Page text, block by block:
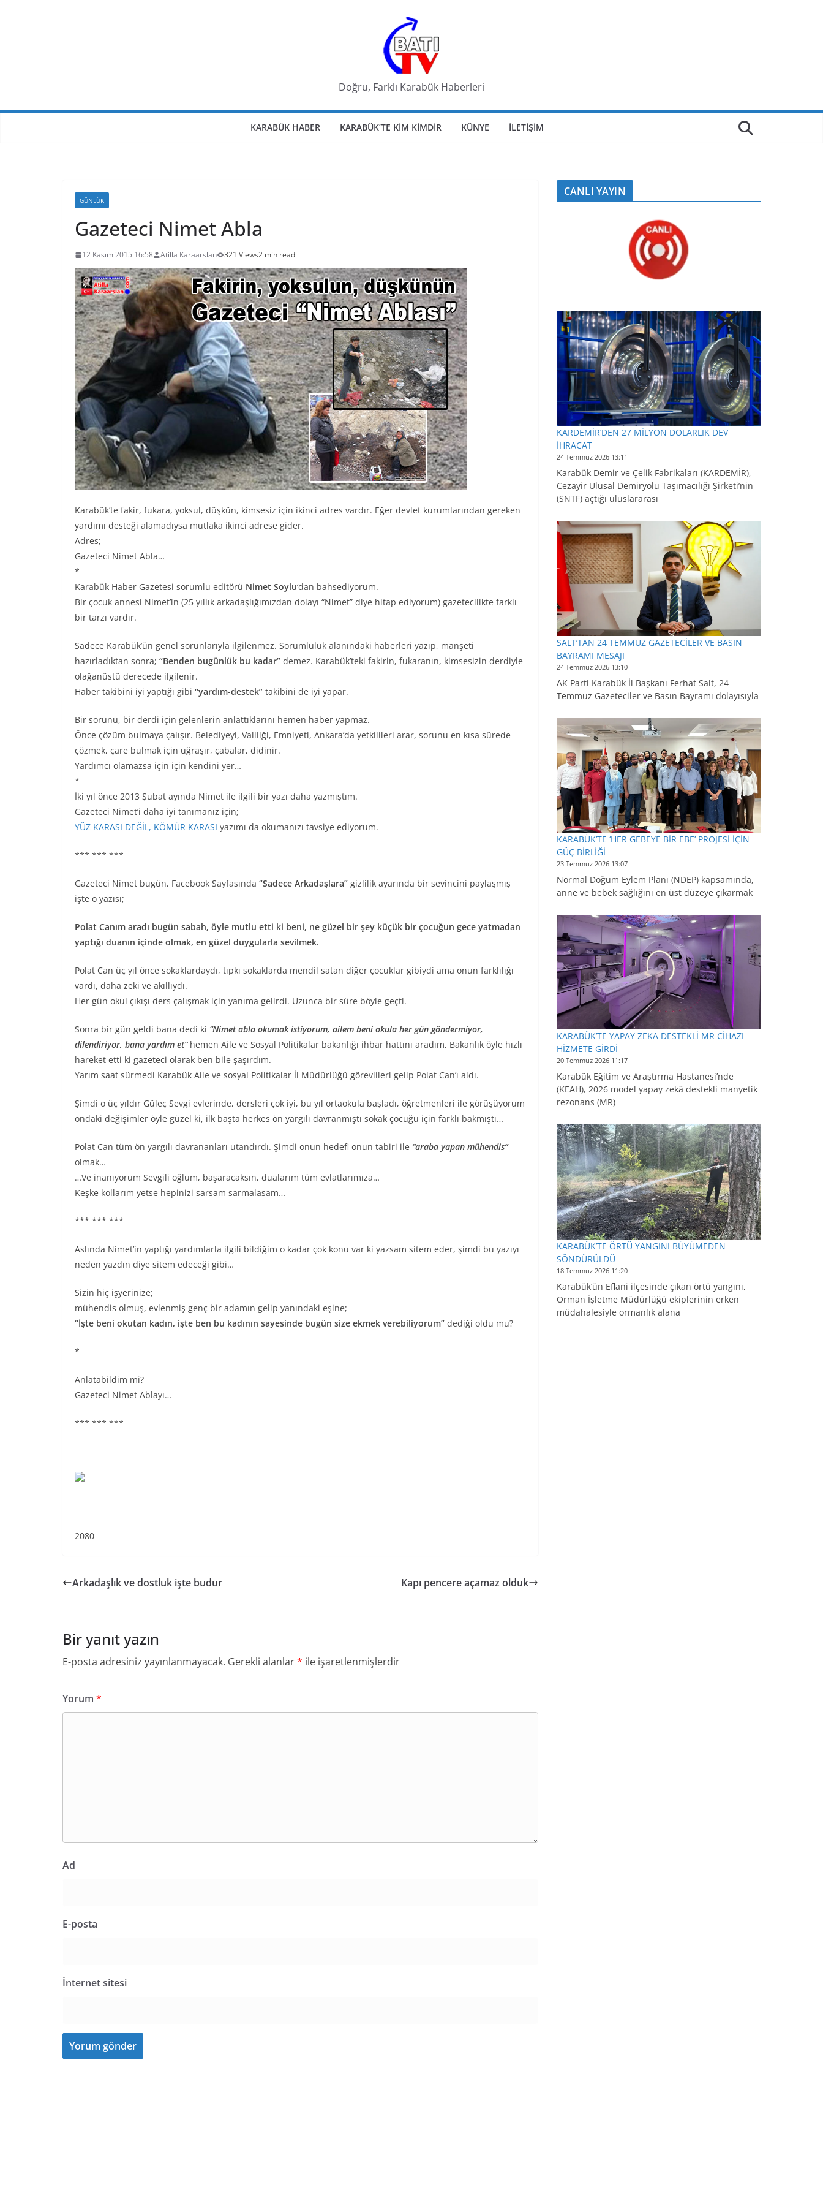
Doğru, Farklı Karabük Haberleri
KARABÜK HABER KARABÜK’TE KIM KIMDIR KÜNYE İLETIŞIM
GÜNLÜK
Gazeteci Nimet Abla
12 Kasım 2015 16:58 Atilla Karaarslan 321 Views2 min read
Karabük’te fakir, fukara, yoksul, düşkün, kimsesiz için ikinci adres vardır. Eğer devlet kurumlarından gereken
yardımı desteği alamadıysa mutlaka ikinci adrese gider.
Adres;
Gazeteci Nimet Abla…
*
Karabük Haber Gazetesi sorumlu editörü Nimet Soylu‘dan bahsediyorum.
Bir çocuk annesi Nimet’in (25 yıllık arkadaşlığımızdan dolayı “Nimet” diye hitap ediyorum) gazetecilikte farklı
bir tarzı vardır.
Sadece Karabük’ün genel sorunlarıyla ilgilenmez. Sorumluluk alanındaki haberleri yazıp, manşeti
hazırladıktan sonra; “Benden bugünlük bu kadar” demez. Karabük’teki fakirin, fukaranın, kimsesizin derdiyle
olağanüstü derecede ilgilenir.
Haber takibini iyi yaptığı gibi “yardım-destek” takibini de iyi yapar.
Bir sorunu, bir derdi için gelenlerin anlattıklarını hemen haber yapmaz.
Önce çözüm bulmaya çalışır. Belediyeyi, Valiliği, Emniyeti, Ankara’da yetkilileri arar, sorunu en kısa sürede
çözmek, çare bulmak için uğraşır, çabalar, didinir.
Yardımcı olamazsa için için kendini yer…
*
İki yıl önce 2013 Şubat ayında Nimet ile ilgili bir yazı daha yazmıştım.
Gazeteci Nimet’i daha iyi tanımanız için;
YÜZ KARASI DEĞİL, KÖMÜR KARASI yazımı da okumanızı tavsiye ediyorum.
*** *** ***
Gazeteci Nimet bugün, Facebook Sayfasında “Sadece Arkadaşlara” gizlilik ayarında bir sevincini paylaşmış
işte o yazısı;
Polat Canım aradı bugün sabah, öyle mutlu etti ki beni, ne güzel bir şey küçük bir çocuğun gece yatmadan
yaptığı duanın içinde olmak, en güzel duygularla sevilmek.
Polat Can üç yıl önce sokaklardaydı, tıpkı sokaklarda mendil satan diğer çocuklar gibiydi ama onun farklılığı
vardı, daha zeki ve akıllıydı.
Her gün okul çıkışı ders çalışmak için yanıma gelirdi. Uzunca bir süre böyle geçti.
Sonra bir gün geldi bana dedi ki “Nimet abla okumak istiyorum, ailem beni okula her gün göndermiyor,
dilendiriyor, bana yardım et”hemen Aile ve Sosyal Politikalar bakanlığı ihbar hattını aradım, Bakanlık öyle hızlı
hareket etti ki gazeteci olarak ben bile şaşırdım.
Yarım saat sürmedi Karabük Aile ve sosyal Politikalar İl Müdürlüğü görevlileri gelip Polat Can’ı aldı.
Şimdi o üç yıldır Güleç Sevgi evlerinde, dersleri çok iyi, bu yıl ortaokula başladı, öğretmenleri ile görüşüyorum
ondaki değişimler öyle güzel ki, ilk başta herkes ön yargılı davranmıştı sokak çocuğu için farklı bakmıştı…
Polat Can tüm ön yargılı davrananları utandırdı. Şimdi onun hedefi onun tabiri ile “araba yapan mühendis”
olmak…
…Ve inanıyorum Sevgili oğlum, başaracaksın, dualarım tüm evlatlarımıza…
Keşke kollarım yetse hepinizi sarsam sarmalasam…
*** *** ***
Aslında Nimet’in yaptığı yardımlarla ilgili bildiğim o kadar çok konu var ki yazsam sitem eder, şimdi bu yazıyı
neden yazdın diye sitem edeceği gibi…
Sizin hiç işyerinize;
mühendis olmuş, evlenmiş genç bir adamın gelip yanındaki eşine;
“İşte beni okutan kadın, işte ben bu kadının sayesinde bugün size ekmek verebiliyorum” dediği oldu mu?
*
Anlatabildim mi?
Gazeteci Nimet Ablayı…
*** *** ***
2080
Arkadaşlık ve dostluk işte budur Kapı pencere açamaz olduk
Bir yanıt yazın
E-posta adresiniz yayınlanmayacak. Gerekli alanlar* ile işaretlenmişlerdir
Yorum *
Ad
E-posta
İnternet sitesi
CANLI YAYIN
KARDEMİR’DEN 27 MİLYON DOLARLIK DEV
İHRACAT
24 Temmuz 2026 13:11
Karabük Demir ve Çelik Fabrikaları (KARDEMİR),
Cezayir Ulusal Demiryolu Taşımacılığı Şirketi’nin
(SNTF) açtığı uluslararası
SALT’TAN 24 TEMMUZ GAZETECİLER VE BASIN
BAYRAMI MESAJI
24 Temmuz 2026 13:10
AK Parti Karabük İl Başkanı Ferhat Salt, 24
Temmuz Gazeteciler ve Basın Bayramı dolayısıyla
KARABÜK’TE ‘HER GEBEYE BİR EBE’ PROJESİ İÇİN
GÜÇ BİRLİĞİ
23 Temmuz 2026 13:07
Normal Doğum Eylem Planı (NDEP) kapsamında,
anne ve bebek sağlığını en üst düzeye çıkarmak
KARABÜK’TE YAPAY ZEKA DESTEKLİ MR CİHAZI
HİZMETE GİRDİ
20 Temmuz 2026 11:17
Karabük Eğitim ve Araştırma Hastanesi’nde
(KEAH), 2026 model yapay zekâ destekli manyetik
rezonans (MR)
KARABÜK’TE ÖRTÜ YANGINI BÜYÜMEDEN
SÖNDÜRÜLDÜ
18 Temmuz 2026 11:20
Karabük’ün Eflani ilçesinde çıkan örtü yangını,
Orman İşletme Müdürlüğü ekiplerinin erken
müdahalesiyle ormanlık alana